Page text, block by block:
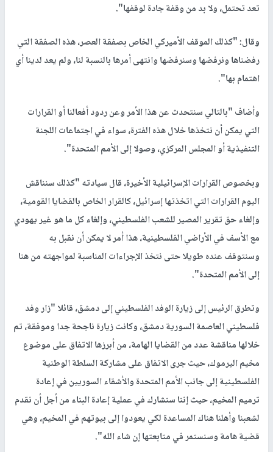
تعد تحتمل، ولا بد من وقفة جادة لوقفها".
وقال: "كذلك الموقف الأميركي الخاص بصفقة العصر، هذه الصفقة التي
رفضناها ونرفضها وسنرفضها وانتهى أمرها بالنسبة لنا، ولم يعد لدينا أي
اهتمام بها".
وأضاف "بالتالي سنتحدث عن هذا الأمر وعن ردود أفعالنا أو القرارات
التي يمكن أن نتخذها خلال هذه الفترة، سواء في اجتماعات اللجنة
التنفيذية أو المجلس المركزي، وصولا إلى الأمم المتحدة".
وبخصوص القرارات الإسرائيلية الأخيرة، قال سيادته "كذلك سنناقش
اليوم القرارات التي اتخذتها إسرائيل، كالقرار الخاص بالقضايا القومية،
وإلغاء حق تقرير المصير للشعب الفلسطيني، وإلغاء كل ما هو غير يهودي
مع الأسف في الأراضي الفلسطينية، هذا أمر لا يمكن أن نقبل به
وسنتوقف عنده طويلا حتى نتخذ الإجراءات المناسبة لمواجهته من هنا
إلى الأمم المتحدة".
وتطرق الرئيس إلى زيارة الوفد الفلسطيني إلى دمشق، قائلا "زار وفد
فلسطيني العاصمة السورية دمشق، وكانت زيارة ناجحة جدا وموفقة، تم
خلالها مناقشة عدد من القضايا الهامة، من أبرزها الاتفاق على موضوع
مخيم اليرموك، حيث جرى الاتفاق على مشاركة السلطة الوطنية
الفلسطينية إلى جانب الأمم المتحدة والأشقاء السوريين في إعادة
ترميم المخيم، حيث إننا سنشارك في عملية إعادة البناء من أجل أن نقدم
لشعبنا وأهلنا هناك المساعدة لكي يعودوا إلى بيوتهم في المخيم، وهي
قضية هامة وسنستمر في متابعتها إن شاء الله".